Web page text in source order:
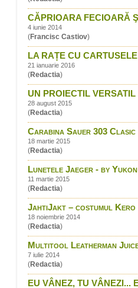
CĂPRIOARA FECIOARĂ
4 iunie 2014
(Francisc Castiov)
LA RAȚE CU
21 ianuarie 2016
(Redactia)
UN PROIECTIL
28 august 2015
(Redactia)
Carabina Sauer 303
18 martie 2015
(Redactia)
Lunetele Jaeger - by Yukon
11 martie 2015
(Redactia)
JahtiJakt – costumul Kero
18 noiembrie 2014
(Redactia)
Multitool Leatherman
7 iulie 2014
(Redactia)
EU VÂNEZ, TU VÂNEZI...